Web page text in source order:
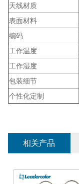
天线材质
表面材料
编码
工作温度
工作湿度
包装细节
个性化定制
相关产品